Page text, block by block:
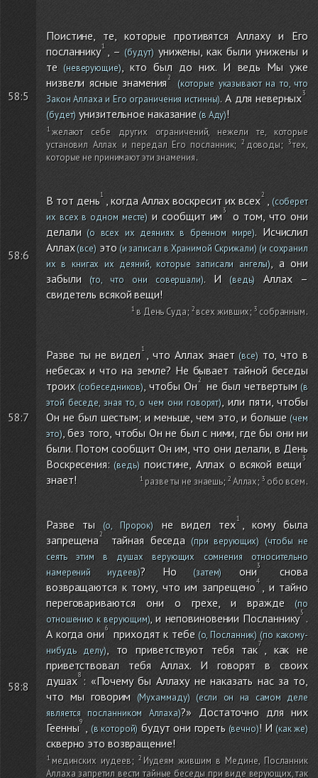
58:5
Поистине, те, которые противятся Аллаху и Его
посланнику , – (будут)унижены, как были унижены и
те(неверующие), кто был до них. И ведь Мы уже
низвели ясные знамения
(которые указывают на то, что
Закон Аллаха и Его ограничения истинны). А для неверных
(будет) унизительное наказание (в Аду)!
желают себе других ограничений, нежели те, которые
установил Аллах и передал Его посланник; доводы;
тех,
которые не принимают эти знамения.
58:6
В тот день , когда Аллах воскресит их всех
(соберет
их всех в одном месте) и сообщит им
о том, что они
делали(о всех их деяниях в бренном мире). Исчислил
Аллах(все) это(и записал в Хранимой Скрижали)(и сохранил
их в книгах их деяний, которые записали ангелы)
, а они
забыли(то, что они совершали). И(ведь)
Аллах –
свидетель всякой вещи!
в День Суда; всех живших; собранным.
58:7
Разве ты не видел , что Аллах знает (все)то, что в
небесах и что на земле? Не бывает тайной беседы
троих(собеседников) , чтобы Он не был четвертым (в
этой беседе, зная то, о чем они говорят) , или пяти, чтобы
Он не был шестым; и меньше, чем это, и больше (чем
это), без того, чтобы Он не был с ними, где бы они ни
были. Потом сообщит Он им, что они делали, в День
Воскресения:(ведь)поистине, Аллах о всякой вещи
знает!
разве ты не знаешь; Аллах; обо всем.
58:8
Разве ты(о, Пророк) не видел тех
, кому была
запрещена
тайная беседа (при верующих) (чтобы не
сеять этим в душах верующих сомнения относительно
намерений иудеев)? Но(затем) они
снова
возвращаются к тому, что им запрещено
, и тайно
переговариваются они о грехе, и вражде(по
отношению к верующим), и неповиновении Посланнику .
А когда они
приходят к тебе(о, Посланник) (по какому-
нибудь делу), то приветствуют тебя так
, как не
приветствовал тебя Аллах. И говорят в своих
душах : «Почему бы Аллаху не наказать нас за то,
что мы говорим (Мухаммаду)(если он на самом деле
является посланником Аллаха)?» Достаточно для них
Геенны
(в которой) будут они гореть(вечно)! И (как же)
скверно это возвращение!
мединских иудеев;
Иудеям жившим в Медине, Посланник
Аллаха запретил вести тайные беседы при виде верующих, так